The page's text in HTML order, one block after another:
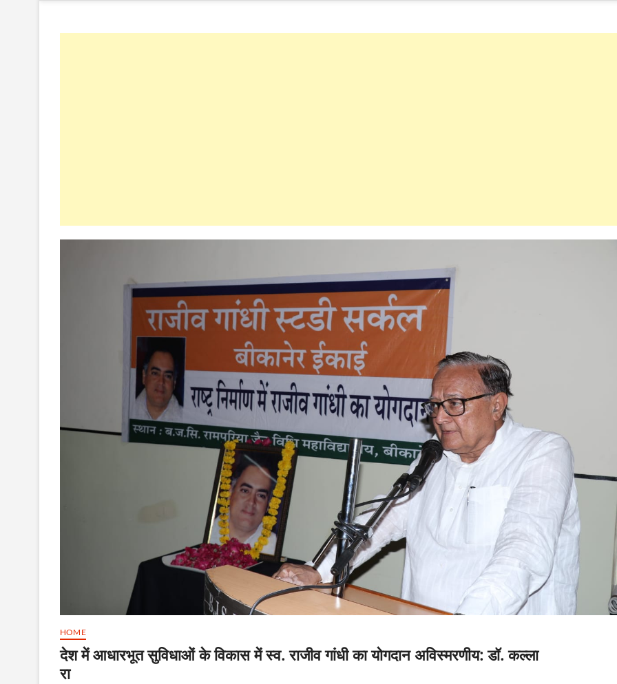
HOME
देश में आधारभूत सुविधाओं के विकास में स्व. राजीव गांधी का योगदान अविस्मरणीय: डॉ. कल्ला
रा